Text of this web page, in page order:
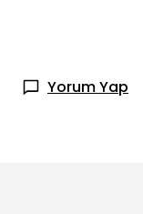
Yorum Yap